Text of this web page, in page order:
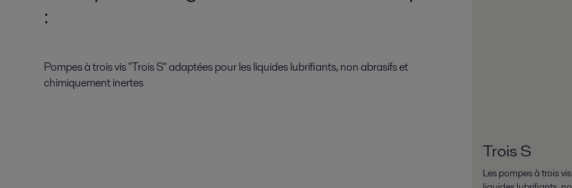
:
Pompes à trois vis "Trois S" adaptées pour les liquides lubrifiants, non abrasifs et
chimiquement inertes
Trois S
Les pompes à trois